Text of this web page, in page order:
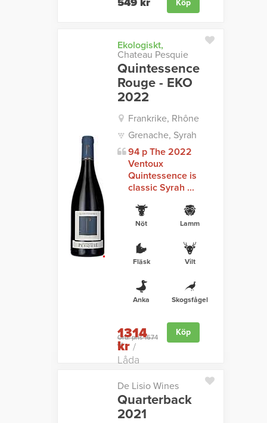
Köp
Ekologiskt,
Chateau Pesquie
Quintessence
Rouge - EKO
2022
Frankrike, Rhône
Grenache, Syrah
94 p The 2022
Ventoux
Quintessence is
classic Syrah ...
Nöt Lamm
Fläsk Vilt
Anka Skogsfågel
Ord. pris 1674
kr
1314
kr/
Låda
Köp
De Lisio Wines
Quarterback
2021